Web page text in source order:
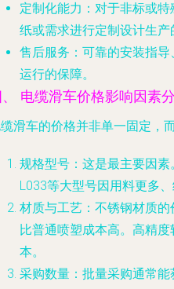
定制化能力 ：对于非标或
纸或需求进行定制设计生产
售后服务 ：可靠的安装指
运行的保障。
电缆滑车价格影响因素
滑车的价格并非单一固定，
规格型号 ：这是最主要因
L033等大型号因用料更多
材质与工艺 ：不锈钢材质
比普通喷塑成本高。高精
本。
采购数量 ：批量采购通常